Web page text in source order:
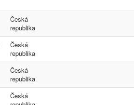
Česká
republika
Česká
republika
Česká
republika
Česká